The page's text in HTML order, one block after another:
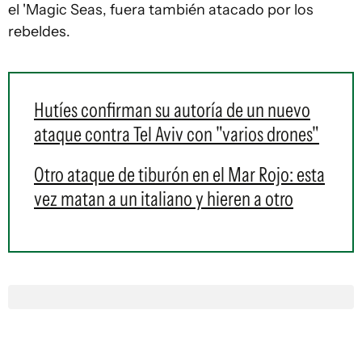
el 'Magic Seas, fuera también atacado por los
rebeldes.
Hutíes confirman su autoría de un nuevo
ataque contra Tel Aviv con "varios drones"
Otro ataque de tiburón en el Mar Rojo: esta
vez matan a un italiano y hieren a otro